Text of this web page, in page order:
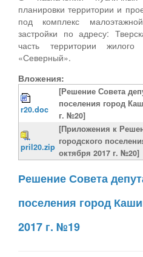
планировки территории и
под комплекс
застройки по адресу:
часть территории
«Северный».
Вложения:
r20.doc
[Решение Совета
поселения город
г. №20]
pril20.zip
[Приложения к
городского
октября 2017 г. №20]
Решение Совета
поселения город
2017 г. №19